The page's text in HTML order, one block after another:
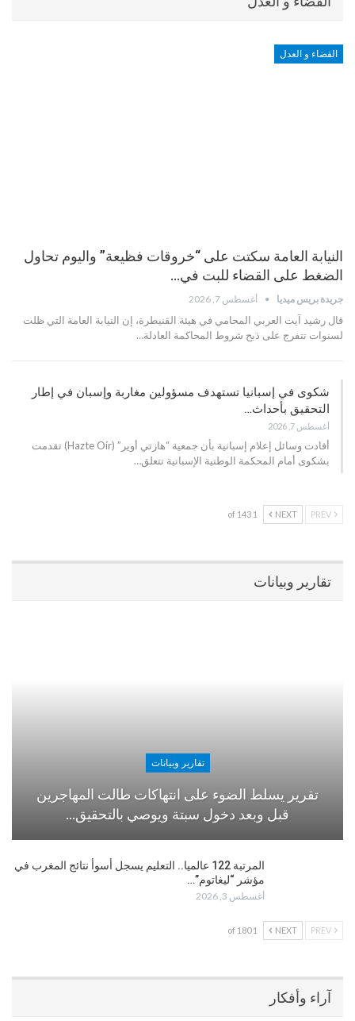
القضاء و العدل
النيابة العامة سكتت على “خروقات فظيعة” واليوم تحاول
الضغط على القضاء للبت في…
جريدة بريس ميديا أغسطس 7, 2026
قال رشيد آيت العربي المحامي في هيئة القنيطرة، إن النيابة العامة التي ظلت
لسنوات تتفرج على ذبح شروط المحاكمة العادلة…
شكوى في إسبانيا تستهدف مسؤولين مغاربة وإسبان في إطار
التحقيق بأحداث…
أغسطس 7, 2026
أفادت وسائل إعلام إسبانية بأن جمعية “هازتي أوير” (Hazte Oír) تقدمت
بشكوى أمام المحكمة الوطنية الإسبانية تتعلق…
NEXT
1 of 143
تقارير وبيانات
تقارير وبيانات
تقرير يسلط الضوء على انتهاكات طالت المهاجرين
قبل وبعد دخول سبتة ويوصي بالتحقيق…
المرتبة 122 عالميا.. التعليم يسجل أسوأ نتائج المغرب في
مؤشر “ليغاتوم”…
أغسطس 3, 2026
NEXT
1 of 180
آراء وأفكار